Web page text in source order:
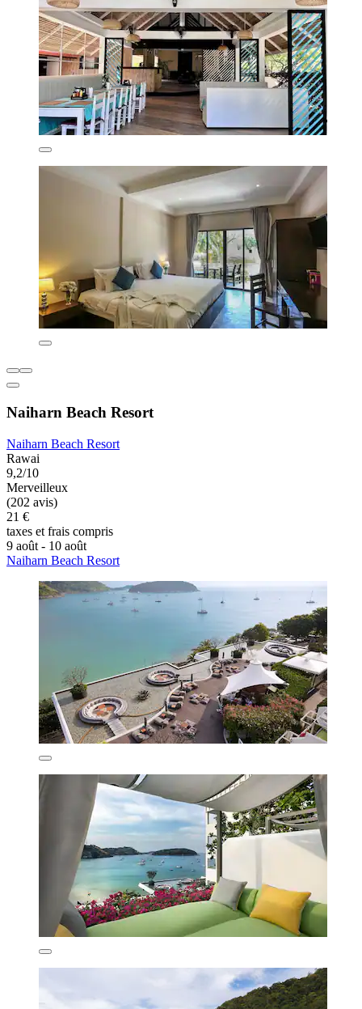
Naiharn Beach Resort
Naiharn Beach Resort
Rawai
9,2/10
Merveilleux
(202 avis)
21 €
taxes et frais compris
9 août - 10 août
Naiharn Beach Resort